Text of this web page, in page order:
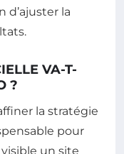
d’ajuster la
VA-T-
?
la stratégie
pour
un site